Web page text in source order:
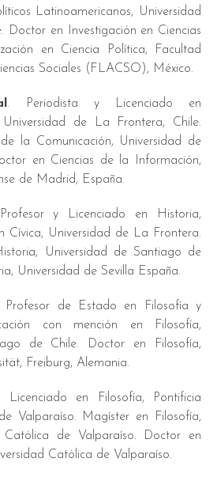
Latinoamericanos, Universidad
Doctor en Investigación en Ciencias
en Ciencia Política, Facultad
Sociales (FLACSO), México.
. Periodista y Licenciado en
Universidad de La Frontera, Chile.
la Comunicación, Universidad de
en Ciencias de la Información,
de Madrid, España.
y Licenciado en Historia,
Cívica, Universidad de La Frontera.
Universidad de Santiago de
Universidad de Sevilla España.
Profesor de Estado en Filosofía y
con mención en Filosofía,
de Chile. Doctor en Filosofía,
Freiburg, Alemania.
. Licenciado en Filosofía, Pontificia
Valparaíso. Magíster en Filosofía,
Católica de Valparaíso. Doctor en
Católica de Valparaíso.